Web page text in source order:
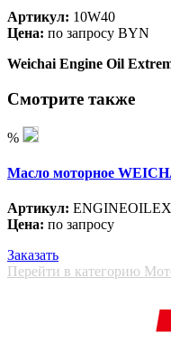
Артикул: 10W40
Цена: по запросу BYN
Weichai Engine Oil
Смотрите также
%
Масло моторное
Артикул:
Цена: по запросу
Заказать
Перейти в категорию